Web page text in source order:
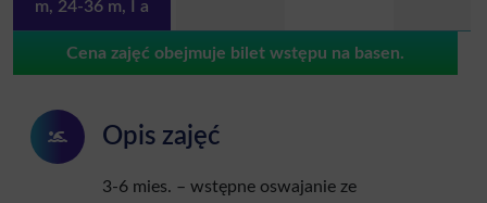
m, 24-36 m, I a
Cena zajęć obejmuje bilet wstępu na basen.
Opis zajęć
3-6 mies. – wstępne oswajanie ze